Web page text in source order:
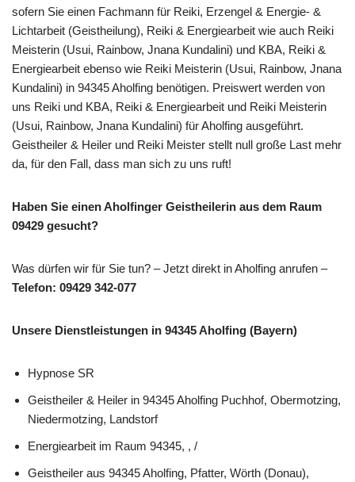
sofern Sie einen Fachmann für Reiki, Erzengel & Energie- &
Lichtarbeit (Geistheilung), Reiki & Energiearbeit wie auch Reiki
Meisterin (Usui, Rainbow, Jnana Kundalini) und KBA, Reiki &
Energiearbeit ebenso wie Reiki Meisterin (Usui, Rainbow, Jnana
Kundalini) in 94345 Aholfing benötigen. Preiswert werden von
uns Reiki und KBA, Reiki & Energiearbeit und Reiki Meisterin
(Usui, Rainbow, Jnana Kundalini) für Aholfing ausgeführt.
Geistheiler & Heiler und Reiki Meister stellt null große Last mehr
da, für den Fall, dass man sich zu uns ruft!
Haben Sie einen Aholfinger Geistheilerin aus dem Raum
09429 gesucht?
Was dürfen wir für Sie tun? – Jetzt direkt in Aholfing anrufen –
Telefon: 09429 342-077
Unsere Dienstleistungen in 94345 Aholfing (Bayern)
Hypnose SR
Geistheiler & Heiler in 94345 Aholfing Puchhof, Obermotzing,
Niedermotzing, Landstorf
Energiearbeit im Raum 94345, , /
Geistheiler aus 94345 Aholfing, Pfatter, Wörth (Donau),